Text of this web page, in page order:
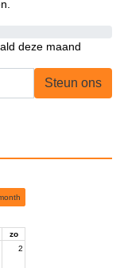
deze maand
Steun ons
zo
2